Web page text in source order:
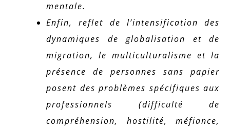
mentale.
Enfin, reflet de l’intensification des
dynamiques de globalisation et de
migration, le multiculturalisme et la
présence de personnes sans papier
posent des problèmes spécifiques aux
professionnels (difficulté de
compréhension, hostilité, méfiance,